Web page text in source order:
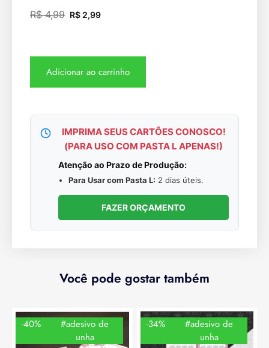
R$4,99 R$ 2,99
Adicionar ao carrinho
IMPRIMA SEUS CARTÕES CONOSCO!
(PARA USO COM PASTA L APENAS!)
Atenção ao Prazo de Produção:
Para Usar com Pasta L: 2 dias úteis.
FAZER ORÇAMENTO
Você pode gostar também
-40%
#adesivo de
unha
-34%
#adesivo de
unha